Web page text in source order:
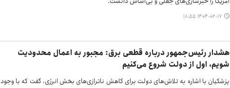
۱۴۰۴-۰۲-۱۷ ۱۸:۵۵
هشدار رئیس‌جمهور درباره قطعی برق: مجبور به اعمال محدودیت
شویم، اول از دولت شروع می‌کنیم
پزشکیان با اشاره به تلاش‌های دولت برای کاهش ناترازی‌های بخش انرژی، گفت که با وجود